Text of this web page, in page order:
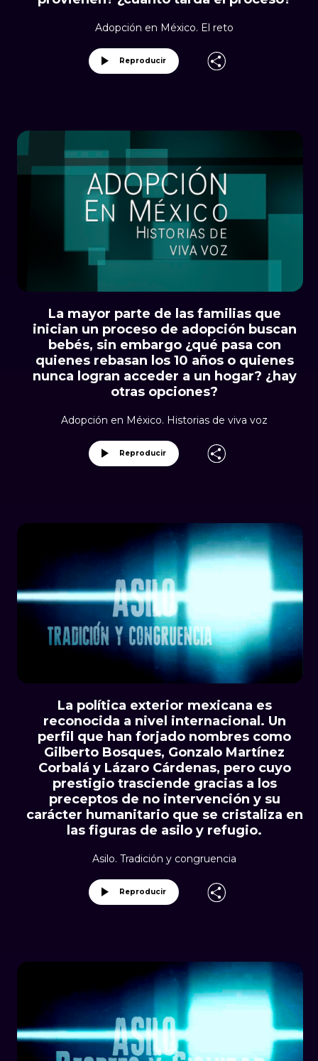
Adopción en México. El reto
Reproducir
La mayor parte de las familias que
inician un proceso de adopción buscan
bebés, sin embargo ¿qué pasa con
quienes rebasan los 10 años o quienes
nunca logran acceder a un hogar? ¿hay
otras opciones?
Adopción en México. Historias de viva voz
Reproducir
La política exterior mexicana es
reconocida a nivel internacional. Un
perfil que han forjado nombres como
Gilberto Bosques, Gonzalo Martínez
Corbalá y Lázaro Cárdenas, pero cuyo
prestigio trasciende gracias a los
preceptos de no intervención y su
carácter humanitario que se cristaliza en
las figuras de asilo y refugio.
Asilo. Tradición y congruencia
Reproducir